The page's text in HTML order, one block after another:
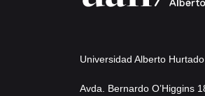
Universidad Alberto Hurtado
Avda. Bernardo O’Higgins